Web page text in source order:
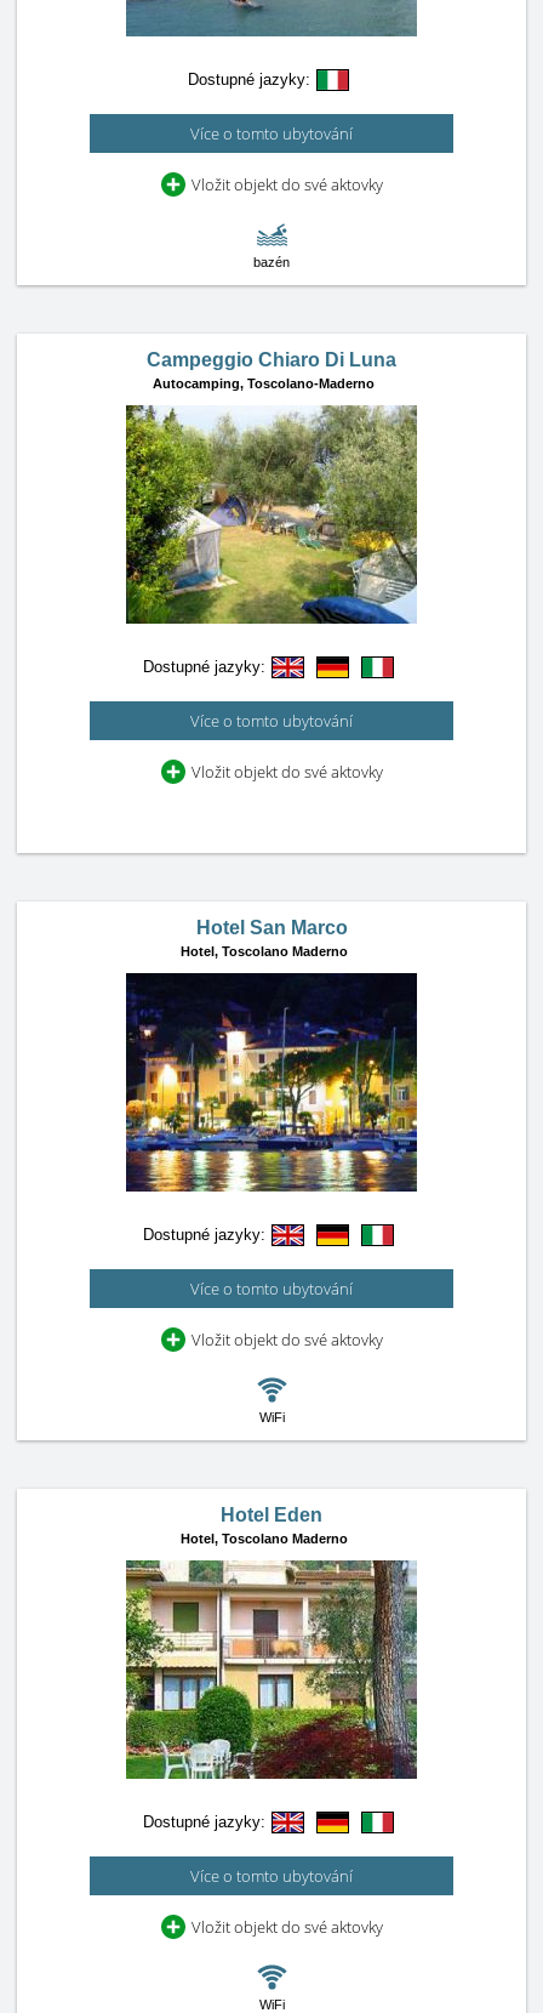
Dostupné jazyky:
Více o tomto ubytování
Vložit objekt do své aktovky
bazén
Campeggio Chiaro Di Luna
Autocamping, Toscolano-Maderno
Dostupné jazyky:
Více o tomto ubytování
Vložit objekt do své aktovky
Hotel San Marco
Hotel, Toscolano Maderno
Dostupné jazyky:
Více o tomto ubytování
Vložit objekt do své aktovky
WiFi
Hotel Eden
Hotel, Toscolano Maderno
Dostupné jazyky:
Více o tomto ubytování
Vložit objekt do své aktovky
WiFi